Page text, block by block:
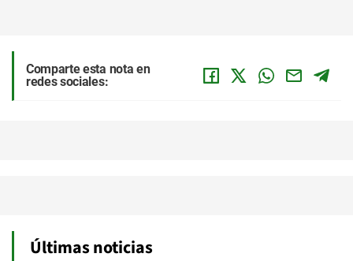
Comparte esta nota en
redes sociales:
Últimas noticias